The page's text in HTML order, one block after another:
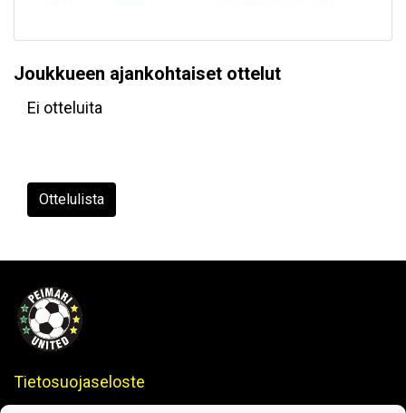
Joukkueen ajankohtaiset ottelut
Ei otteluita
Ottelulista
Tietosuojaseloste